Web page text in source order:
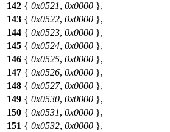
142 { 0x0521, 0x0000 },
143 { 0x0522, 0x0000 },
144 { 0x0523, 0x0000 },
145 { 0x0524, 0x0000 },
146 { 0x0525, 0x0000 },
147 { 0x0526, 0x0000 },
148 { 0x0527, 0x0000 },
149 { 0x0530, 0x0000 },
150 { 0x0531, 0x0000 },
151 { 0x0532, 0x0000 },